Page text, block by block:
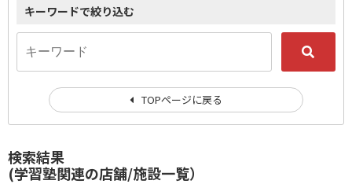
検索結果
(学習塾関連の店舗/施設一覧）
キーワードで絞り込む
TOPページに戻る